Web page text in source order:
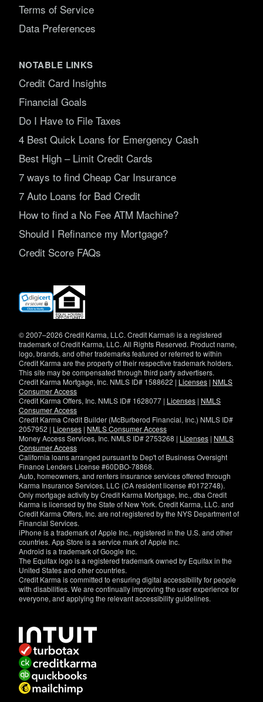
Terms of Service
Data Preferences
NOTABLE LINKS
Credit Card Insights
Financial Goals
Do I Have to File Taxes
4 Best Quick Loans for Emergency Cash
Best High – Limit Credit Cards
7 ways to find Cheap Car Insurance
7 Auto Loans for Bad Credit
How to find a No Fee ATM Machine?
Should I Refinance my Mortgage?
Credit Score FAQs
(opens
new
© 2007–2026 Credit Karma, LLC. Credit Karma® is a registered
trademark of Credit Karma, LLC. All Rights Reserved. Product name,
logo, brands, and other trademarks featured or referred to within
Credit Karma are the property of their respective trademark holders.
This site may be compensated through third party advertisers.
Credit Karma Mortgage, Inc. NMLS ID# 1588622 | Licenses | NMLS
Consumer Access
Credit Karma Offers, Inc. NMLS ID# 1628077 | Licenses | NMLS
Consumer Access
Credit Karma Credit Builder (McBurberod Financial, Inc.) NMLS ID#
2057952 | Licenses | NMLS Consumer Access
Money Access Services, Inc. NMLS ID# 2753268 | Licenses | NMLS
Consumer Access
California loans arranged pursuant to Dep't of Business Oversight
Finance Lenders License #60DBO-78868.
Auto, homeowners, and renters insurance services offered through
Karma Insurance Services, LLC (CA resident license #0172748).
Only mortgage activity by Credit Karma Mortgage, Inc., dba Credit
Karma is licensed by the State of New York. Credit Karma, LLC. and
Credit Karma Offers, Inc. are not registered by the NYS Department of
Financial Services.
iPhone is a trademark of Apple Inc., registered in the U.S. and other
countries. App Store is a service mark of Apple Inc.
Android is a trademark of Google Inc.
The Equifax logo is a registered trademark owned by Equifax in the
United States and other countries.
Credit Karma is committed to ensuring digital accessibility for people
with disabilities. We are continually improving the user experience for
everyone, and applying the relevant accessibility guidelines.
have
specific
questions
about
the
accessibility
of
this